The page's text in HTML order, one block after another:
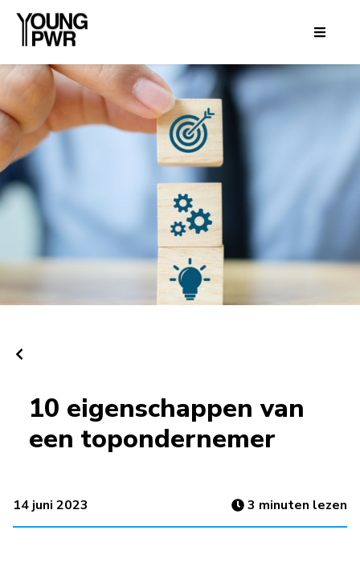
10 eigenschappen van
een topondernemer
14 juni 2023 3 minuten lezen